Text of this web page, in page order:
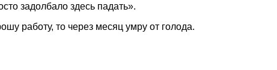
задолбало здесь падать».
работу, то через месяц умру от голода.